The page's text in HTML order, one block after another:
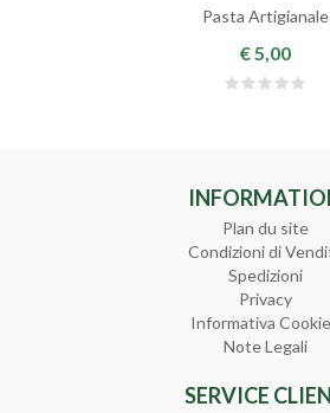
Pasta Artigianale
€ 5,00
Plan du site
Condizioni di
Spedizioni
Privacy
Informativa
Note Legali
SERVICE